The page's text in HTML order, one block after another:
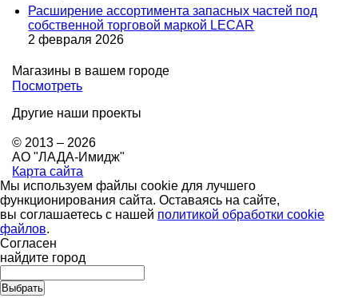
Расширение ассортимента запасных частей под
собственной торговой маркой LECAR
2 февраля 2026
Магазины в вашем городе
Посмотреть
Другие наши проекты
© 2013 – 2026
АО "ЛАДА-Имидж"
Карта сайта
Мы используем файлы cookie для лучшего
функционирования сайта. Оставаясь на сайте,
вы соглашаетесь с нашей политикой обработки cookie
файлов.
Согласен
найдите город